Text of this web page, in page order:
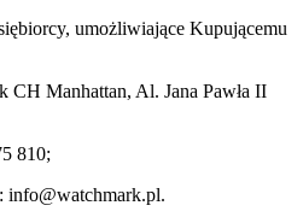
umożliwiające Kupującemu
CH Manhattan, Al. Jana Pawła II
810;
info@watchmark.pl.